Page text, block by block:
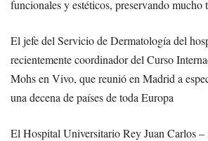
funcionales y estéticos, preservando mucho
El jefe del Servicio de Dermatología del
recientemente coordinador del Curso
Mohs en Vivo, que reunió en Madrid a
una decena de países de toda Europa
El Hospital Universitario Rey Juan Carlos –